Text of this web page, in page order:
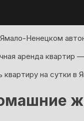
Ненецком
аренда квартир
на сутки